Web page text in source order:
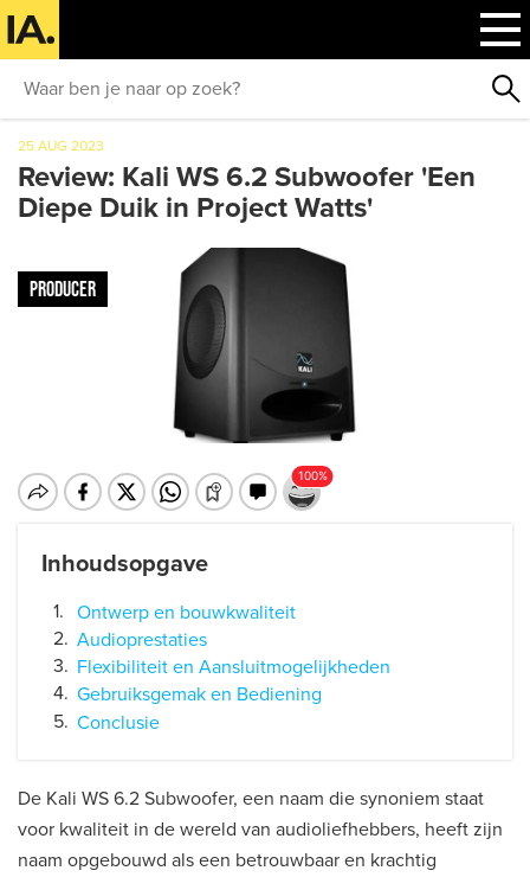
25 AUG 2023
Review: Kali WS 6.2 Subwoofer 'Een
Diepe Duik in Project Watts'
PRODUCER
Inhoudsopgave
Ontwerp en bouwkwaliteit
Audioprestaties
Flexibiliteit en Aansluitmogelijkheden
Gebruiksgemak en Bediening
Conclusie
De Kali WS 6.2 Subwoofer, een naam die synoniem staat
voor kwaliteit in de wereld van audioliefhebbers, heeft zijn
naam opgebouwd als een betrouwbaar en krachtig